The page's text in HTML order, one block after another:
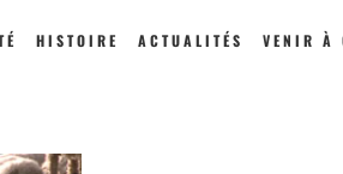
HISTOIRE ACTUALITÉS VENIR À